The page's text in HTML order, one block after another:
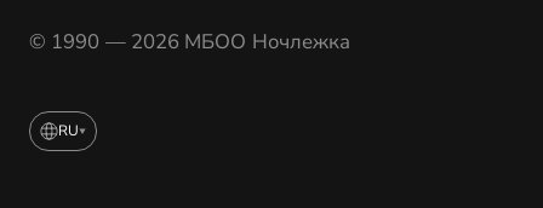
© 1990 — 2026 МБОО Ночлежка
RU